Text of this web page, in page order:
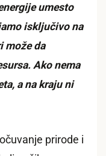
umesto
isključivo na
može da
Ako nema
a na kraju ni
prirode i